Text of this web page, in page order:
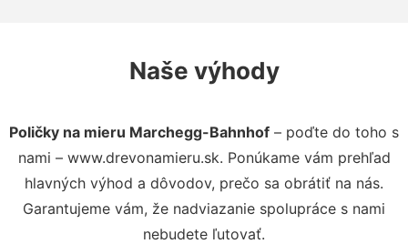
Naše výhody
Poličky na mieru Marchegg-Bahnhof – poďte do toho s
nami – www.drevonamieru.sk. Ponúkame vám prehľad
hlavných výhod a dôvodov, prečo sa obrátiť na nás.
Garantujeme vám, že nadviazanie spolupráce s nami
nebudete ľutovať.